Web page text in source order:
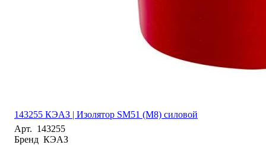
143255 КЭАЗ | Изолятор SM51 (М8) силовой
Арт. 143255
Бренд КЭАЗ